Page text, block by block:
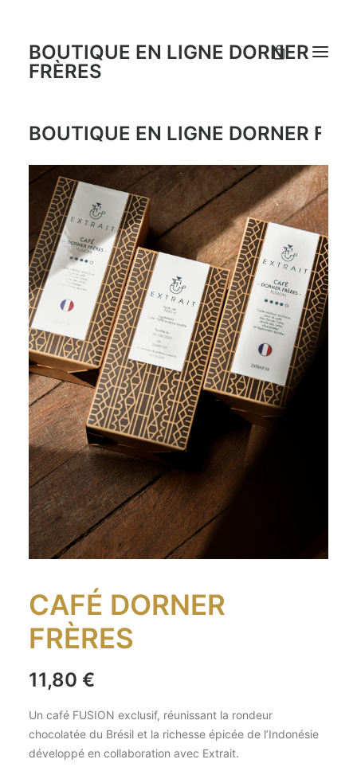
BOUTIQUE EN LIGNE DORNER
FRÈRES
BOUTIQUE EN LIGNE DORNER
CAFÉ DORNER
FRÈRES
11,80 €
Un café FUSION exclusif, réunissant la rondeur
chocolatée du Brésil et la richesse épicée de l’Indonésie
développé en collaboration avec Extrait.